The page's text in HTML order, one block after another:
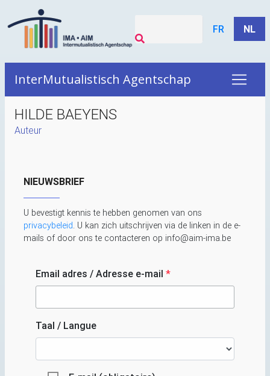
FR NL
InterMutualistisch Agentschap
HILDE BAEYENS
Auteur
NIEUWSBRIEF
U bevestigt kennis te hebben genomen van ons
privacybeleid. U kan zich uitschrijven via de linken in de e-
mails of door ons te contacteren op info@aim-ima.be
Email adres / Adresse e-mail *
Taal / Langue